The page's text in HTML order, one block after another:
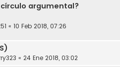
argumental?
« 10 Feb 2018, 07:26
« 24 Ene 2018, 03:02